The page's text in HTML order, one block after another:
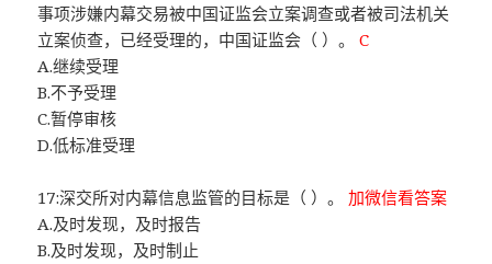
事项涉嫌内幕交易被中国证监会立案调查或者被司法机关
立案侦查，已经受理的，中国证监会（ ）。C
A.继续受理
B.不予受理
C.暂停审核
D.低标准受理
17:深交所对内幕信息监管的目标是（ ）。加微信看答案
A.及时发现，及时报告
B.及时发现，及时制止